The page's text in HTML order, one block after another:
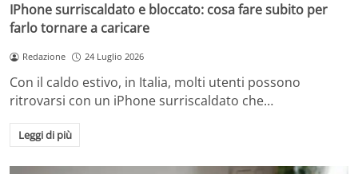
IPhone surriscaldato e bloccato: cosa fare subito per
farlo tornare a caricare
Redazione 24 Luglio 2026
Con il caldo estivo, in Italia, molti utenti possono
ritrovarsi con un iPhone surriscaldato che…
Leggi di più